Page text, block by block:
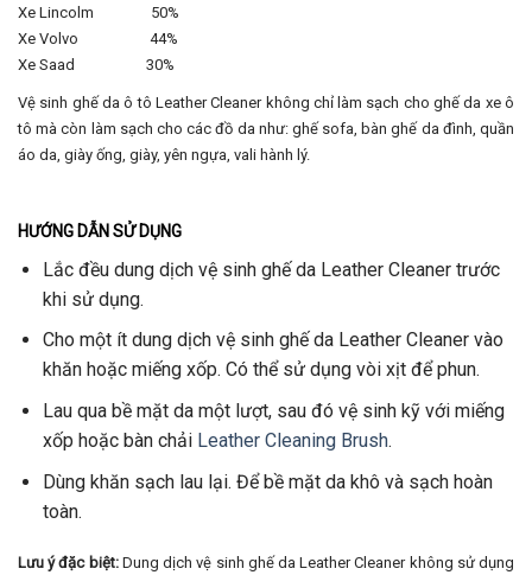
Xe Lincolm 50%
Xe Volvo 44%
Xe Saad 30%
Vệ sinh ghế da ô tô Leather Cleaner không chỉ làm sạch cho ghế da xe ô
tô mà còn làm sạch cho các đồ da như: ghế sofa, bàn ghế da đình, quần
áo da, giày ống, giày, yên ngựa, vali hành lý.
HƯỚNG DẪN SỬ DỤNG
Lắc đều dung dịch vệ sinh ghế da Leather Cleaner trước
khi sử dụng.
Cho một ít dung dịch vệ sinh ghế da Leather Cleaner vào
khăn hoặc miếng xốp. Có thể sử dụng vòi xịt để phun.
Lau qua bề mặt da một lượt, sau đó vệ sinh kỹ với miếng
xốp hoặc bàn chải Leather Cleaning Brush.
Dùng khăn sạch lau lại. Để bề mặt da khô và sạch hoàn
toàn.
Lưu ý đặc biệt:Dung dịch vệ sinh ghế da Leather Cleaner không sử dụng